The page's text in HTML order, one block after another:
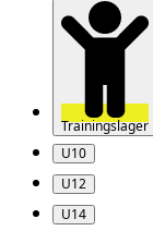
Trainingslager
U10
U12
U14